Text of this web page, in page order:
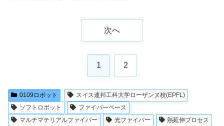
次へ
1 2
0109ロボット
スイス連邦工科大学ローザンヌ校(EPFL)
ソフトロボット
ファイバーベース
マルチマテリアルファイバー
光ファイバー 熱延伸プロセス